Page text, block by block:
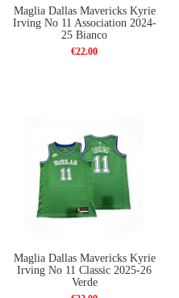
Maglia Dallas Mavericks Kyrie
Irving No 11 Association 2024-
25 Bianco
€22.00
Maglia Dallas Mavericks Kyrie
Irving No 11 Classic 2025-26
Verde